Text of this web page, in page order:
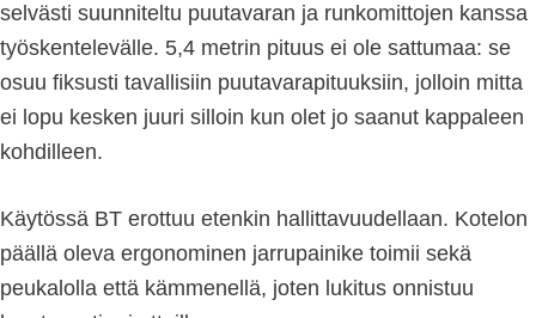
selvästi suunniteltu puutavaran ja runkomittojen kanssa
työskentelevälle. 5,4 metrin pituus ei ole sattumaa: se
osuu fiksusti tavallisiin puutavarapituuksiin, jolloin mitta
ei lopu kesken juuri silloin kun olet jo saanut kappaleen
kohdilleen.
Käytössä BT erottuu etenkin hallittavuudellaan. Kotelon
päällä oleva ergonominen jarrupainike toimii sekä
peukalolla että kämmenellä, joten lukitus onnistuu